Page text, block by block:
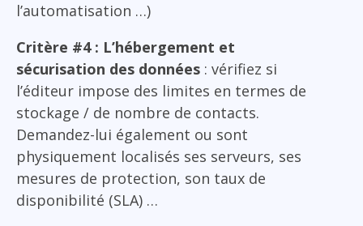
l’automatisation …)
Critère #4 : L’hébergement et
sécurisation des données : vérifiez si
l’éditeur impose des limites en termes de
stockage / de nombre de contacts.
Demandez-lui également ou sont
physiquement localisés ses serveurs, ses
mesures de protection, son taux de
disponibilité (SLA) …